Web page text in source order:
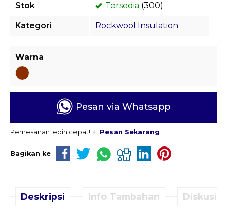
Stok Tersedia (300)
Kategori Rockwool Insulation
Warna
Pesan via Whatsapp
Pemesanan lebih cepat! Pesan Sekarang
Bagikan ke
Deskripsi Info Tambahan Diskusi